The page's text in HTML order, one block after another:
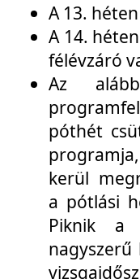
A 13.
A 14.
félévzáró
Az
póthét
kerül
a pótlási
Piknik a